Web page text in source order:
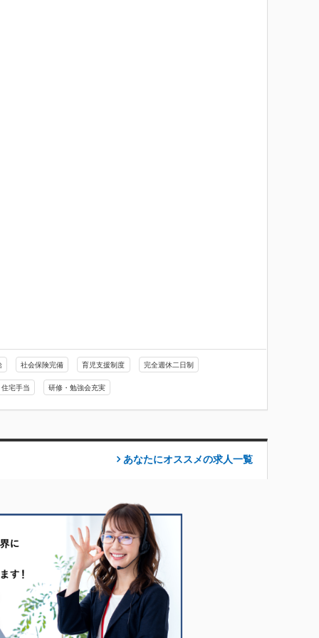
社会保険完備 育児支援制度 完全週休二日制
宅手当 研修・勉強会充実
あなたにオススメの求人一覧